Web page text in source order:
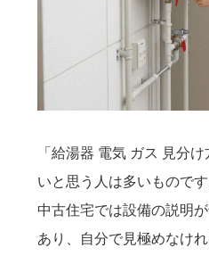
「給湯器 電気 ガス 見分
いと思う人は多いもので
中古住宅では設備の説明
あり、自分で見極めなけ